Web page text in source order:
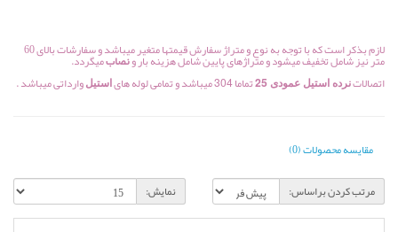
لازم بذکر است که با توجه به نوع و متراژ سفارش قیمتها متغیر میباشد و سفارشات بالای 60
متر نیز شامل تخفیف میشود و متراژهای پایین شامل هزینه بار ونصابمیگردد.
اتصالاتنرده استیل عمودی 25 تماما304میباشد و تمامی لوله هایاستیلوارداتی میباشد .
مقایسه محصولات (0)
مرتب کردن براساس:
نمایش: